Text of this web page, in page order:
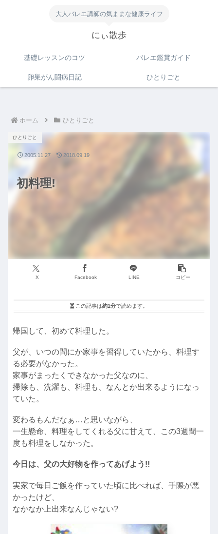
大人バレエ講師の気ままな健康ライフ
にぃ散歩
基礎レッスンのコツ バレエ鑑賞ガイド
卵巣がん闘病日記 ひとりごと
ホーム ひとりごと
初料理!
ひとりごと
X Facebook LINE コピー
2005.11.27 2018.09.19
この記事は約1分で読めます。
帰国して、初めて料理した。
父が、いつの間にか家事を習得していたから、料理す
る必要がなかった。
家事がまったくできなかった父なのに、
掃除も、洗濯も、料理も、なんとか出来るようになっ
ていた。
変わるもんだなぁ…と思いながら、
一生懸命、料理をしてくれる父に甘えて、この3週間一
度も料理をしなかった。
今日は、父の大好物を作ってあげよう!!
実家で毎日ご飯を作っていた頃に比べれば、手際が悪
かったけど、
なかなか上出来なんじゃない?